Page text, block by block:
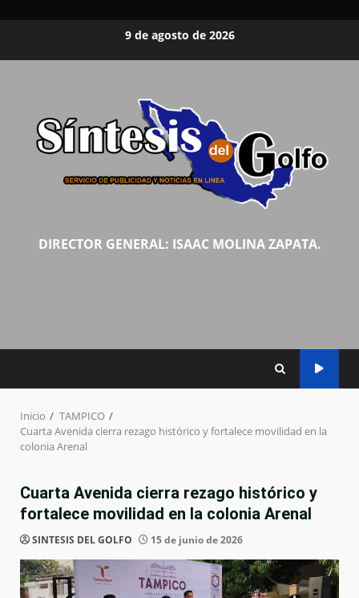
9 de agosto de 2026
DIRECTOR GENERAL: ISAAC MOLINA ZAPATA.
Inicio
TAMPICO
Cuarta Avenida cierra rezago histórico y fortalece movilidad en la
colonia Arenal
Cuarta Avenida cierra rezago histórico y
fortalece movilidad en la colonia Arenal
SINTESIS DEL GOLFO 15 de junio de 2026